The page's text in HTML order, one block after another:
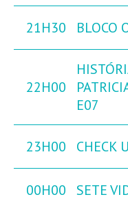
21H30 BLOCO
22H00
E07
23H00 CHECK
00H00 SETE